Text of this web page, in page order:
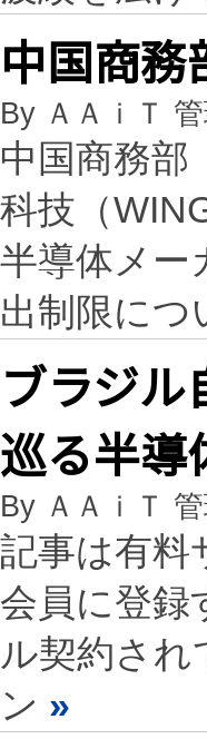
中国商
By ＡＡｉＴ
中国商務部
科技（
半導体メー
出制限に
ブラジ
巡る半導
By ＡＡｉＴ
記事は有料
会員に登録
ル契約さ
ン »